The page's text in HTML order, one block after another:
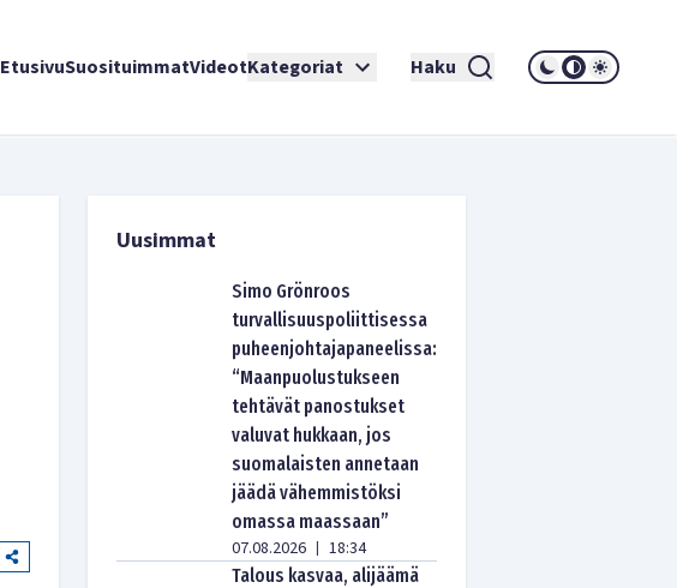
EtusivuSuosituimmatVideotKategoriat Haku
Uusimmat
Simo Grönroos
turvallisuuspoliittisessa
puheenjohtajapaneelissa:
“Maanpuolustukseen
tehtävät panostukset
valuvat hukkaan, jos
suomalaisten annetaan
jäädä vähemmistöksi
omassa maassaan”
07.08.2026 | 18:34
Talous kasvaa, alijäämä